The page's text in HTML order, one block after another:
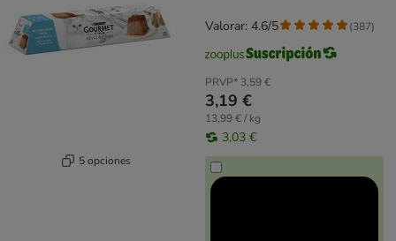
5 opciones
PRVP* 3,59 €
3,19 €
13,99 € / kg
3,03 €
Valorar: 4.6/5 (387)